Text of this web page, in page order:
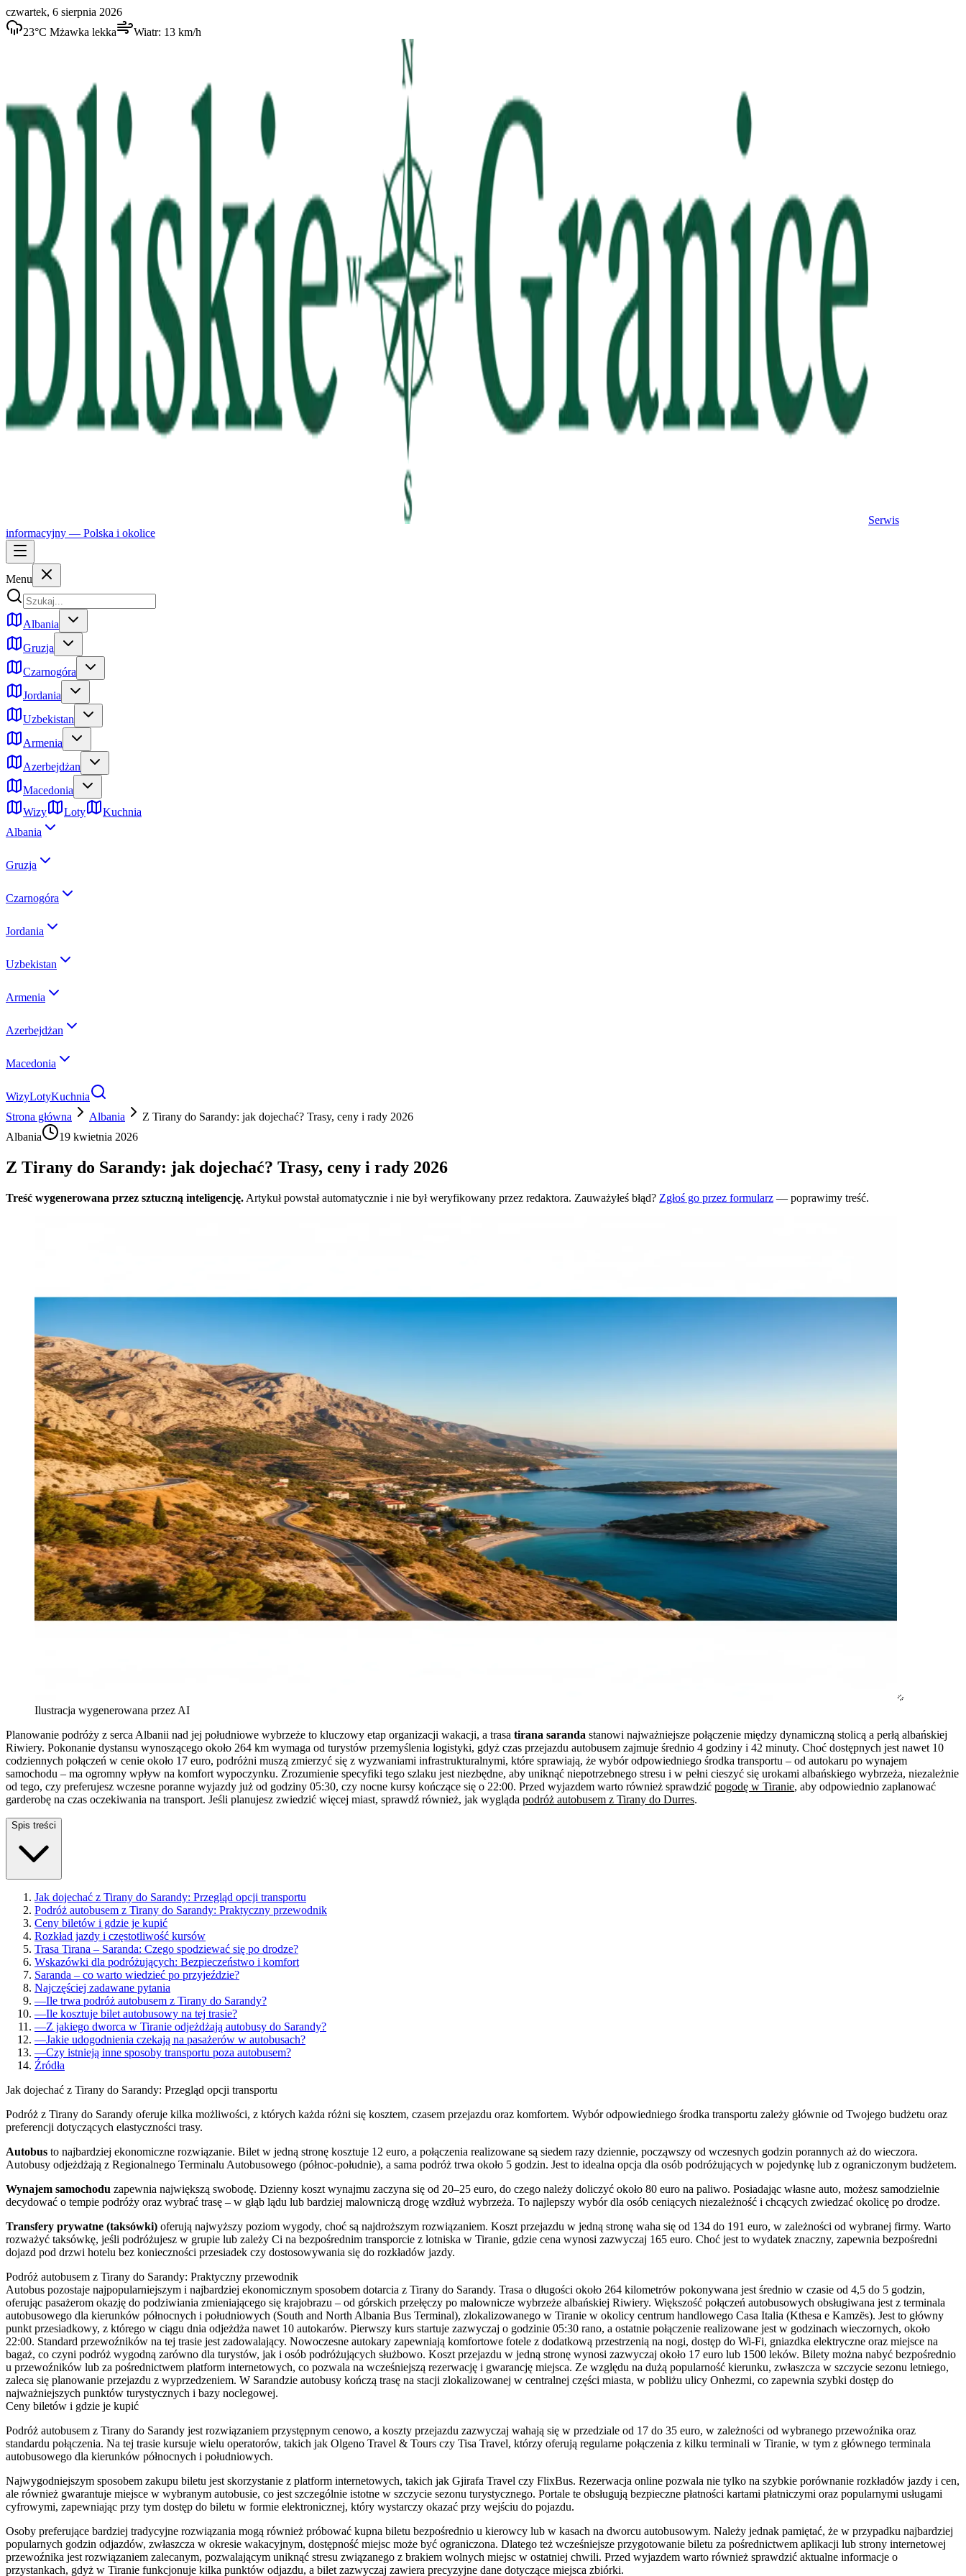
czwartek, 6 sierpnia 2026
23°C Mżawka lekka Wiatr: 13 km/h
Serwis
informacyjny — Polska i okolice
Menu
Albania
Gruzja
Czarnogóra
Jordania
Uzbekistan
Armenia
Azerbejdżan
Macedonia
Wizy
Loty
Kuchnia
Albania
Gruzja
Czarnogóra
Jordania
Uzbekistan
Armenia
Azerbejdżan
Macedonia
WizyLotyKuchnia
Strona główna
Albania
Z Tirany do Sarandy: jak dojechać? Trasy, ceny i rady 2026
Albania
19 kwietnia 2026
Z Tirany do Sarandy: jak dojechać? Trasy, ceny i rady 2026
Treść wygenerowana przez sztuczną inteligencję. Artykuł powstał automatycznie i nie był weryfikowany przez redaktora. Zauważyłeś błąd? Zgłoś go przez formularz — poprawimy treść.
Ilustracja wygenerowana przez AI
Planowanie podróży z serca Albanii nad jej południowe wybrzeże to kluczowy etap organizacji wakacji, a trasa tirana saranda stanowi najważniejsze połączenie między dynamiczną stolicą a perłą albańskiej
Riwiery. Pokonanie dystansu wynoszącego około 264 km wymaga od turystów przemyślenia logistyki, gdyż czas przejazdu autobusem zajmuje średnio 4 godziny i 42 minuty. Choć dostępnych jest nawet 10
codziennych połączeń w cenie około 17 euro, podróżni muszą zmierzyć się z wyzwaniami infrastrukturalnymi, które sprawiają, że wybór odpowiedniego środka transportu – od autokaru po wynajem
samochodu – ma ogromny wpływ na komfort wypoczynku. Zrozumienie specyfiki tego szlaku jest niezbędne, aby uniknąć niepotrzebnego stresu i w pełni cieszyć się urokami albańskiego wybrzeża, niezależnie
od tego, czy preferujesz wczesne poranne wyjazdy już od godziny 05:30, czy nocne kursy kończące się o 22:00. Przed wyjazdem warto również sprawdzić pogodę w Tiranie, aby odpowiednio zaplanować
garderobę na czas oczekiwania na transport. Jeśli planujesz zwiedzić więcej miast, sprawdź również, jak wygląda podróż autobusem z Tirany do Durres.
Spis treści
Jak dojechać z Tirany do Sarandy: Przegląd opcji transportu
Podróż autobusem z Tirany do Sarandy: Praktyczny przewodnik
Ceny biletów i gdzie je kupić
Rozkład jazdy i częstotliwość kursów
Trasa Tirana – Saranda: Czego spodziewać się po drodze?
Wskazówki dla podróżujących: Bezpieczeństwo i komfort
Saranda – co warto wiedzieć po przyjeździe?
Najczęściej zadawane pytania
—Ile trwa podróż autobusem z Tirany do Sarandy?
—Ile kosztuje bilet autobusowy na tej trasie?
—Z jakiego dworca w Tiranie odjeżdżają autobusy do Sarandy?
—Jakie udogodnienia czekają na pasażerów w autobusach?
—Czy istnieją inne sposoby transportu poza autobusem?
Źródła
Jak dojechać z Tirany do Sarandy: Przegląd opcji transportu
Podróż z Tirany do Sarandy oferuje kilka możliwości, z których każda różni się kosztem, czasem przejazdu oraz komfortem. Wybór odpowiedniego środka transportu zależy głównie od Twojego budżetu oraz
preferencji dotyczących elastyczności trasy.
Autobus to najbardziej ekonomiczne rozwiązanie. Bilet w jedną stronę kosztuje 12 euro, a połączenia realizowane są siedem razy dziennie, począwszy od wczesnych godzin porannych aż do wieczora.
Autobusy odjeżdżają z Regionalnego Terminalu Autobusowego (północ-południe), a sama podróż trwa około 5 godzin. Jest to idealna opcja dla osób podróżujących w pojedynkę lub z ograniczonym budżetem.
Wynajem samochodu zapewnia największą swobodę. Dzienny koszt wynajmu zaczyna się od 20–25 euro, do czego należy doliczyć około 80 euro na paliwo. Posiadając własne auto, możesz samodzielnie
decydować o tempie podróży oraz wybrać trasę – w głąb lądu lub bardziej malowniczą drogę wzdłuż wybrzeża. To najlepszy wybór dla osób ceniących niezależność i chcących zwiedzać okolicę po drodze.
Transfery prywatne (taksówki) oferują najwyższy poziom wygody, choć są najdroższym rozwiązaniem. Koszt przejazdu w jedną stronę waha się od 134 do 191 euro, w zależności od wybranej firmy. Warto
rozważyć taksówkę, jeśli podróżujesz w grupie lub zależy Ci na bezpośrednim transporcie z lotniska w Tiranie, gdzie cena wynosi zazwyczaj 165 euro. Choć jest to wydatek znaczny, zapewnia bezpośredni
dojazd pod drzwi hotelu bez konieczności przesiadek czy dostosowywania się do rozkładów jazdy.
Podróż autobusem z Tirany do Sarandy: Praktyczny przewodnik
Autobus pozostaje najpopularniejszym i najbardziej ekonomicznym sposobem dotarcia z Tirany do Sarandy. Trasa o długości około 264 kilometrów pokonywana jest średnio w czasie od 4,5 do 5 godzin,
oferując pasażerom okazję do podziwiania zmieniającego się krajobrazu – od górskich przełęczy po malownicze wybrzeże albańskiej Riwiery. Większość połączeń autobusowych obsługiwana jest z terminala
autobusowego dla kierunków północnych i południowych (South and North Albania Bus Terminal), zlokalizowanego w Tiranie w okolicy centrum handlowego Casa Italia (Kthesa e Kamzës). Jest to główny
punkt przesiadkowy, z którego w ciągu dnia odjeżdża nawet 10 autokarów. Pierwszy kurs startuje zazwyczaj o godzinie 05:30 rano, a ostatnie połączenie realizowane jest w godzinach wieczornych, około
22:00. Standard przewoźników na tej trasie jest zadowalający. Nowoczesne autokary zapewniają komfortowe fotele z dodatkową przestrzenią na nogi, dostęp do Wi-Fi, gniazdka elektryczne oraz miejsce na
bagaż, co czyni podróż wygodną zarówno dla turystów, jak i osób podróżujących służbowo. Koszt przejazdu w jedną stronę wynosi zazwyczaj około 17 euro lub 1500 leków. Bilety można nabyć bezpośrednio
u przewoźników lub za pośrednictwem platform internetowych, co pozwala na wcześniejszą rezerwację i gwarancję miejsca. Ze względu na dużą popularność kierunku, zwłaszcza w szczycie sezonu letniego,
zaleca się planowanie przejazdu z wyprzedzeniem. W Sarandzie autobusy kończą trasę na stacji zlokalizowanej w centralnej części miasta, w pobliżu ulicy Onhezmi, co zapewnia szybki dostęp do
najważniejszych punktów turystycznych i bazy noclegowej.
Ceny biletów i gdzie je kupić
Podróż autobusem z Tirany do Sarandy jest rozwiązaniem przystępnym cenowo, a koszty przejazdu zazwyczaj wahają się w przedziale od 17 do 35 euro, w zależności od wybranego przewoźnika oraz
standardu połączenia. Na tej trasie kursuje wielu operatorów, takich jak Olgeno Travel & Tours czy Tisa Travel, którzy oferują regularne połączenia z kilku terminali w Tiranie, w tym z głównego terminala
autobusowego dla kierunków północnych i południowych.
Najwygodniejszym sposobem zakupu biletu jest skorzystanie z platform internetowych, takich jak Gjirafa Travel czy FlixBus. Rezerwacja online pozwala nie tylko na szybkie porównanie rozkładów jazdy i cen,
ale również gwarantuje miejsce w wybranym autobusie, co jest szczególnie istotne w szczycie sezonu turystycznego. Portale te obsługują bezpieczne płatności kartami płatniczymi oraz popularnymi usługami
cyfrowymi, zapewniając przy tym dostęp do biletu w formie elektronicznej, który wystarczy okazać przy wejściu do pojazdu.
Osoby preferujące bardziej tradycyjne rozwiązania mogą również próbować kupna biletu bezpośrednio u kierowcy lub w kasach na dworcu autobusowym. Należy jednak pamiętać, że w przypadku najbardziej
popularnych godzin odjazdów, zwłaszcza w okresie wakacyjnym, dostępność miejsc może być ograniczona. Dlatego też wcześniejsze przygotowanie biletu za pośrednictwem aplikacji lub strony internetowej
przewoźnika jest rozwiązaniem zalecanym, pozwalającym uniknąć stresu związanego z brakiem wolnych miejsc w ostatniej chwili. Przed wyjazdem warto również sprawdzić aktualne informacje o
przystankach, gdyż w Tiranie funkcjonuje kilka punktów odjazdu, a bilet zazwyczaj zawiera precyzyjne dane dotyczące miejsca zbiórki.